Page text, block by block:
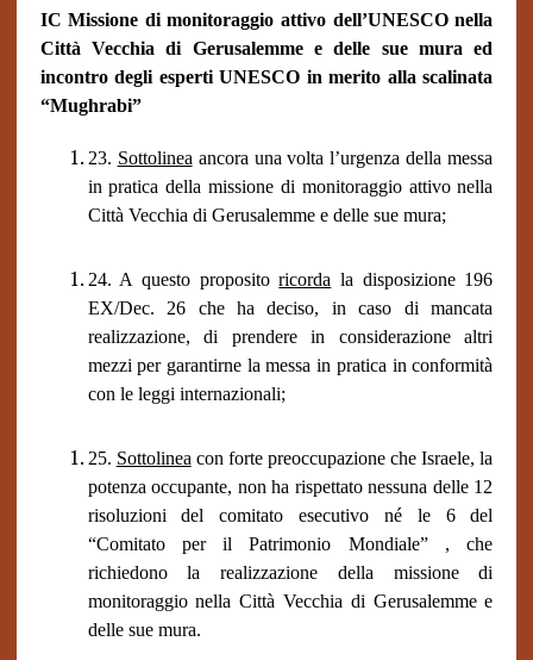
IC Missione di monitoraggio attivo dell’UNESCO nella
Città Vecchia di Gerusalemme e delle sue mura ed
incontro degli esperti UNESCO in merito alla scalinata
“Mughrabi”
23. Sottolinea ancora una volta l’urgenza della messa
in pratica della missione di monitoraggio attivo nella
Città Vecchia di Gerusalemme e delle sue mura;
24. A questo propositoricorda la disposizione 196
EX/Dec. 26 che ha deciso, in caso di mancata
realizzazione, di prendere in considerazione altri
mezzi per garantirne la messa in pratica in conformità
con le leggi internazionali;
25. Sottolinea con forte preoccupazione che Israele, la
potenza occupante, non ha rispettato nessuna delle 12
risoluzioni del comitato esecutivo né le 6 del
“Comitato per il Patrimonio Mondiale” , che
richiedono la realizzazione della missione di
monitoraggio nella Città Vecchia di Gerusalemme e
delle sue mura.